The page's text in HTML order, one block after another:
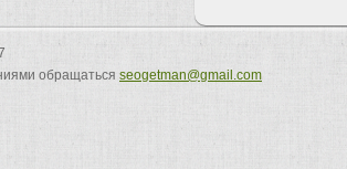
обращаться seogetman@gmail.com